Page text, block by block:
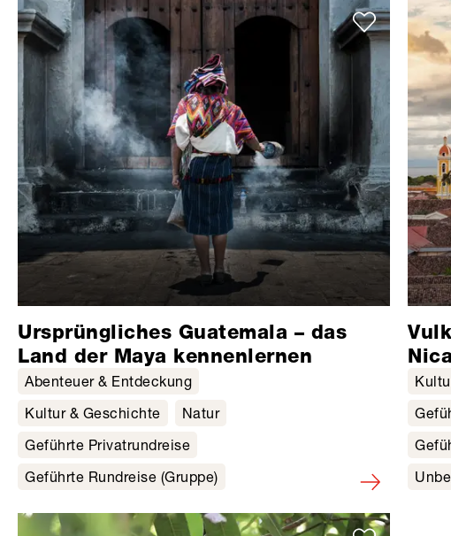
Ursprüngliches Guatemala – das
Land der Maya kennenlernen
Abenteuer & Entdeckung
Kultur & Geschichte
Natur
Geführte Privatrundreise
Geführte Rundreise (Gruppe)